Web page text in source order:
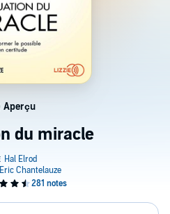
du miracle
Aperçu